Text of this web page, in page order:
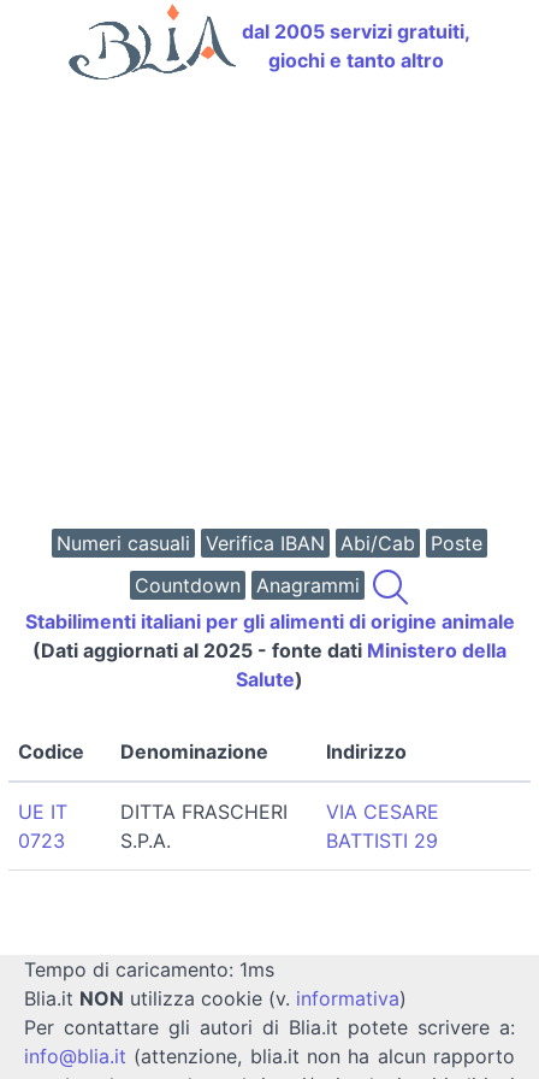
dal 2005 servizi gratuiti,
giochi e tanto altro
Numeri casuali Verifica IBAN Abi/Cab
Poste
Countdown
Anagrammi
Stabilimenti italiani per gli alimenti di origine animale
(Dati aggiornati al 2025 - fonte dati Ministero della
Salute)
Codice Denominazione Indirizzo
UE IT
0723
DITTA FRASCHERI
S.P.A.
VIA CESARE
BATTISTI 29
Tempo di caricamento: 1ms
Blia.it NON utilizza cookie (v. informativa)
Per contattare gli autori di Blia.it potete scrivere a:
info@blia.it (attenzione, blia.it non ha alcun rapporto